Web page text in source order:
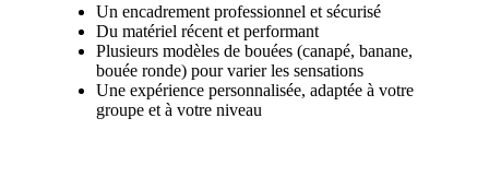
Un encadrement professionnel et sécurisé
Du matériel récent et performant
Plusieurs modèles de bouées (canapé, banane,
bouée ronde) pour varier les sensations
Une expérience personnalisée, adaptée à votre
groupe et à votre niveau